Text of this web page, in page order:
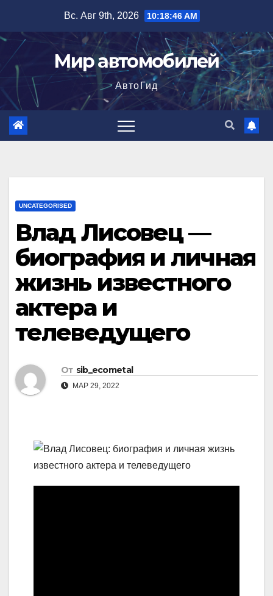
содержимому
Вс. Авг 9th, 2026 10:18:47 AM
Мир автомобилей
АвтоГид
UNCATEGORISED
Влад Лисовец —
биография и личная
жизнь известного
актера и
телеведущего
От sib_ecometal
МАР 29, 2022